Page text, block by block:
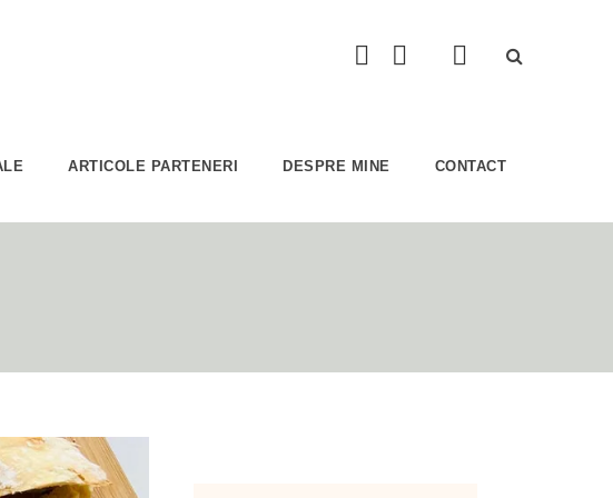
ARTICOLE PARTENERI DESPRE MINE CONTACT